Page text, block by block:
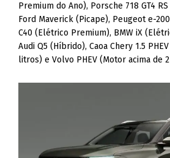
Premium do Ano), Porsche 718 GT4
Ford Maverick (Picape), Peugeot e-
C40 (Elétrico Premium), BMW iX
Audi Q5 (Híbrido), Caoa Chery 1.5
litros) e Volvo PHEV (Motor acima de